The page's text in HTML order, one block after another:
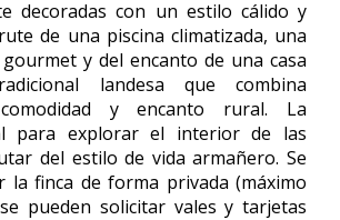
decoradas con un estilo cálido y
de una piscina climatizada, una
y del encanto de una casa
landesa que combina
comodidad y encanto rural. La
para explorar el interior de las
del estilo de vida armañero. Se
la finca de forma privada (máximo
pueden solicitar vales y tarjetas